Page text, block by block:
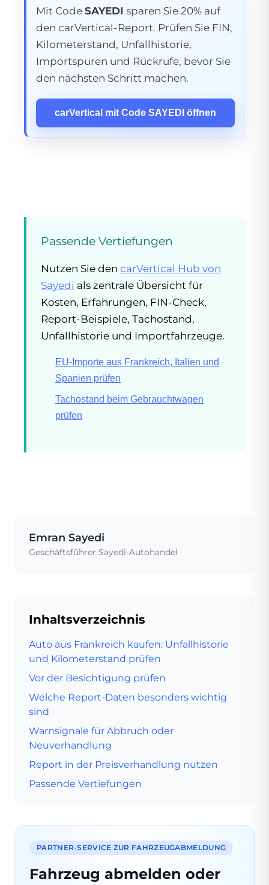
Mit Code SAYEDI sparen Sie 20% auf
den carVertical-Report. Prüfen Sie FIN,
Kilometerstand, Unfallhistorie,
Importspuren und Rückrufe, bevor Sie
den nächsten Schritt machen.
carVertical mit Code SAYEDI öffnen
Passende Vertiefungen
Nutzen Sie den carVertical Hub von
Sayedi als zentrale Übersicht für
Kosten, Erfahrungen, FIN-Check,
Report-Beispiele, Tachostand,
Unfallhistorie und Importfahrzeuge.
EU-Importe aus Frankreich, Italien und
Spanien prüfen
Tachostand beim Gebrauchtwagen
prüfen
Emran Sayedi
Geschäftsführer Sayedi-Autohandel
Inhaltsverzeichnis
Auto aus Frankreich kaufen: Unfallhistorie
und Kilometerstand prüfen
Vor der Besichtigung prüfen
Welche Report-Daten besonders wichtig
sind
Warnsignale für Abbruch oder
Neuverhandlung
Report in der Preisverhandlung nutzen
Passende Vertiefungen
PARTNER-SERVICE ZUR FAHRZEUGABMELDUNG
Fahrzeug abmelden oder